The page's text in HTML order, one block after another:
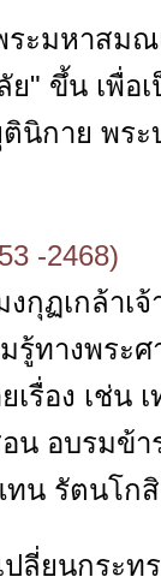
ระมหาสม
" ขึ้น เพื่อ
นิกาย พระ
-2468)
กุฏเกล้าเ
มรู้ทางพร
รื่อง เช่น
น อบรมข้า
น รัตนโก
ปลี่ยนกระ